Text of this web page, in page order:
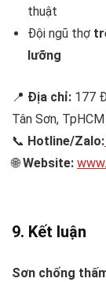
thuật
Đội ngũ thợ
lưỡng
📍 Địa chỉ: 177
Tân Sơn, TpHCM
📞 Hotline/Zalo:
🌐Website:
9. Kết luận
Sơn chống